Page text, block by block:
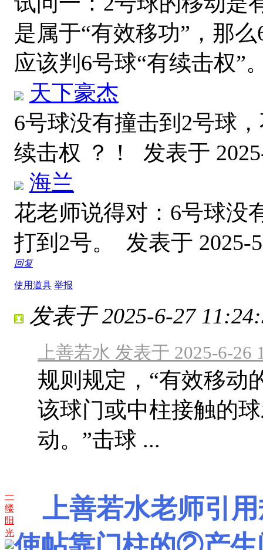
是属于“有效移功”，那
应该判6号球“有续击权”
天下豪杰
6号球没有撞击到2号球
续击权 ？！ 发表于
海兰
花老师说得对：6号球没
打到2号。 发表于 2025-
回复
使用道具 举报
一
缕
阳
光
发表于 2025-6-27
上善若水 发表于 2025-6-26
规则规定，“有效移动
该球门或中柱接触的
动。”击球 ...
上善若水老师引